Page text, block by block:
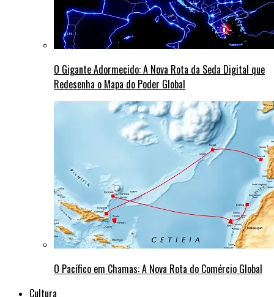
O Gigante Adormecido: A Nova Rota da Seda Digital que
Redesenha o Mapa do Poder Global
O Pacífico em Chamas: A Nova Rota do Comércio Global
Cultura